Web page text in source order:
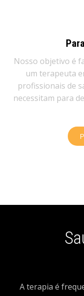
Nosso objetivo é
um terapeuta
profissionais de
necessitam para
A terapia é